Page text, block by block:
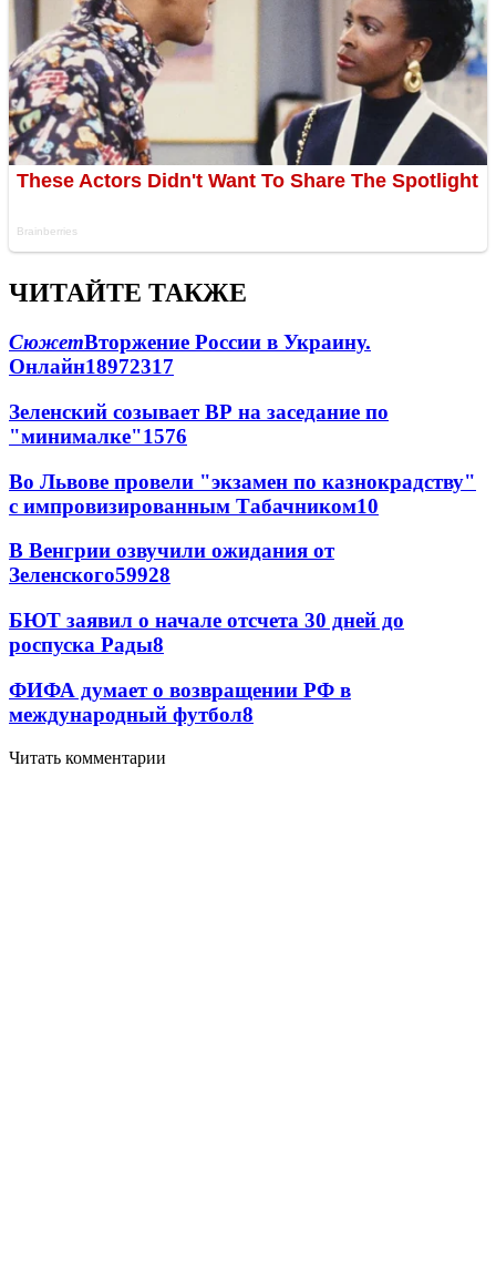
ЧИТАЙТЕ ТАКЖЕ
СюжетВторжение России в Украину.
Онлайн18972317
Зеленский созывает ВР на заседание по
"минималке"1576
Во Львове провели "экзамен по казнокрадству"
с импровизированным Табачником10
В Венгрии озвучили ожидания от
Зеленского59928
БЮТ заявил о начале отсчета 30 дней до
роспуска Рады8
ФИФА думает о возвращении РФ в
международный футбол8
Читать комментарии